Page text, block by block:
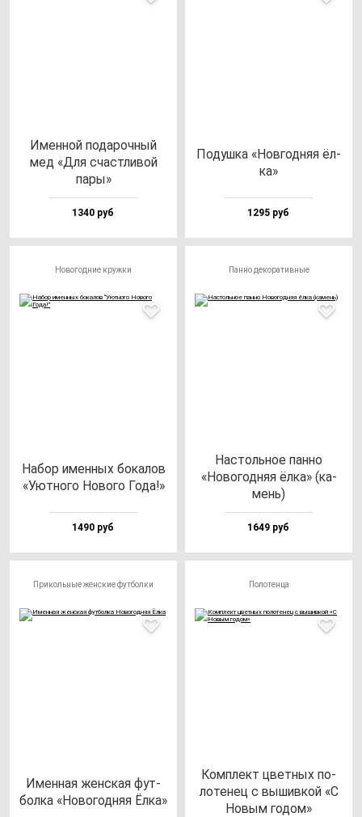
Имен­ной по­да­роч­ный
мед «Для счас­тли­вой
па­ры»
1340 руб
Подуш­ка «Нов­год­няя ёл­
ка»
1295 руб
Новогодние кружки
Набор имен­ных бо­ка­лов
«Уют­но­го Ново­го Года!»
1490 руб
Панно декоративные
Нас­толь­ное пан­но
«Ново­год­няя ёл­ка» (ка­
мень)
1649 руб
Прикольные женские футболки
Имен­ная жен­ская фут­
бол­ка «Ново­год­няя Ёлка»
Полотенца
Ком­плект цвет­ных по­
ло­те­нец с вы­шив­кой «С
Новым го­дом»